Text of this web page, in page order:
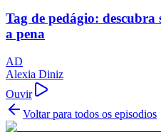
Tag de pedágio: descubra
a pena
AD
Alexia Diniz
Ouvir
Voltar para todos os episodios